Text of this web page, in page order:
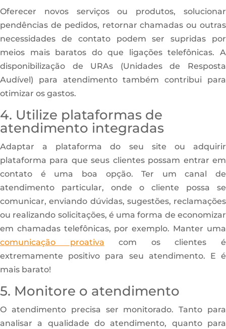
Oferecer novos serviços ou produtos, solucionar
pendências de pedidos, retornar chamadas ou outras
necessidades de contato podem ser supridas por
meios mais baratos do que ligações telefônicas. A
disponibilização de URAs (Unidades de Resposta
Audível) para atendimento também contribui para
otimizar os gastos.
4. Utilize plataformas de
atendimento integradas
Adaptar a plataforma do seu site ou adquirir
plataforma para que seus clientes possam entrar em
contato é uma boa opção. Ter um canal de
atendimento particular, onde o cliente possa se
comunicar, enviando dúvidas, sugestões, reclamações
ou realizando solicitações, é uma forma de economizar
em chamadas telefônicas, por exemplo. Manter uma
comunicação proativa com os clientes é
extremamente positivo para seu atendimento. E é
mais barato!
5. Monitore o atendimento
O atendimento precisa ser monitorado. Tanto para
analisar a qualidade do atendimento, quanto para